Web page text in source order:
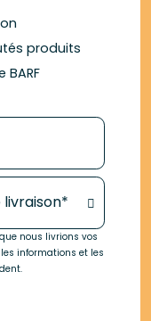
produits
nous livrions vos
informations et les